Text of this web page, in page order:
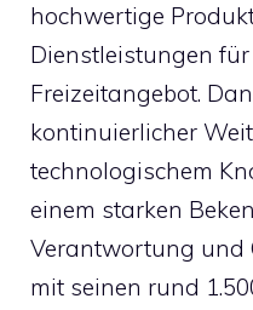
hochwertige
Dienstleistungen
Freizeitangebot.
kontinuierlicher
technologischem
einem starken
Verantwortung und
mit seinen rund